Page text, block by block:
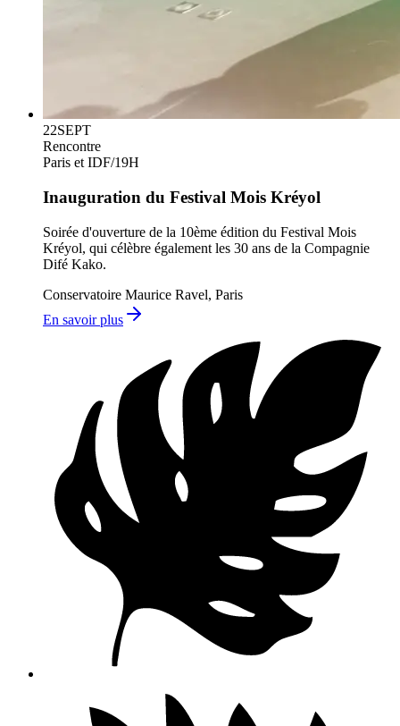
22SEPT
Rencontre
Paris et IDF/19H
Inauguration du Festival Mois Kréyol
Soirée d'ouverture de la 10ème édition du Festival Mois
Kréyol, qui célèbre également les 30 ans de la Compagnie
Difé Kako.
Conservatoire Maurice Ravel, Paris
En savoir plus